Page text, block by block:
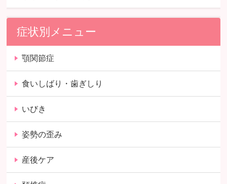
症状別メニュー
顎関節症
食いしばり・歯ぎしり
いびき
姿勢の歪み
産後ケア